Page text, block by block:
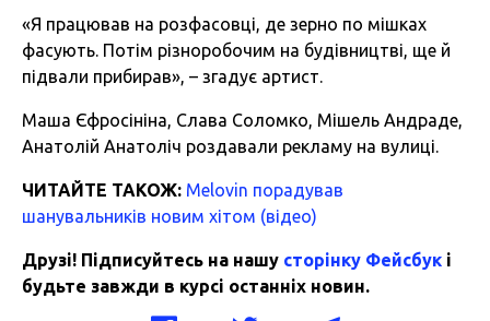
«Я працював на розфасовці, де зерно по мішках
фасують. Потім різноробочим на будівництві, ще й
підвали прибирав», – згадує артист.
Маша Єфросініна, Слава Соломко, Мішель Андраде,
Анатолій Анатоліч роздавали рекламу на вулиці.
ЧИТАЙТЕ ТАКОЖ: Melovin порадував
шанувальників новим хітом (відео)
Друзі! Підписуйтесь на нашу сторінку Фейсбук і
будьте завжди в курсі останніх новин.